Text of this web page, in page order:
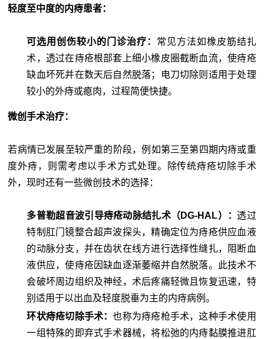
轻度至中度的内痔患者：
可选用创伤较小的门诊治疗： 常见方法如橡皮筋结扎
术，透过在痔疮根部套上细小橡皮圈截断血流，使痔疮
缺血坏死并在数天后自然脱落；电刀切除则适用于处理
较小的外痔或瘜肉，过程简便快捷。
微创手术治疗：
若病情已发展至较严重的阶段，例如第三至第四期内痔或重
度外痔，则需考虑以手术方式处理。除传统痔疮切除手术
外，现时还有一些微创技术的选择：
多普勒超音波引导痔疮动脉结扎术（DG-HAL）：透过
特制肛门镜整合超声波探头，精确定位为痔疮供应血液
的动脉分支，并在齿状在线方进行选择性缝扎，阻断血
液供应，使痔疮因缺血逐渐萎缩并自然脱落。此技术不
会破坏周边组织及神经，术后疼痛轻微且恢复迅速，特
别适用于以出血及轻度脱垂为主的内痔病例。
环状痔疮切除手术：也称为痔疮枪手术，这种手术使用
一组特殊的即弃式手术器械，将松弛的内痔黏膜推进肛